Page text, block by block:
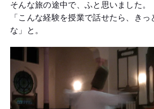
そんな旅の途中で、ふと思いました。
「こんな経験を授業で話せたら、きっ
な」と。